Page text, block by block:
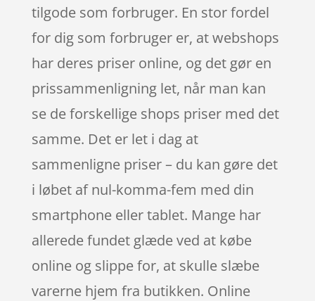
tilgode som forbruger. En stor fordel
for dig som forbruger er, at webshops
har deres priser online, og det gør en
prissammenligning let, når man kan
se de forskellige shops priser med det
samme. Det er let i dag at
sammenligne priser – du kan gøre det
i løbet af nul-komma-fem med din
smartphone eller tablet. Mange har
allerede fundet glæde ved at købe
online og slippe for, at skulle slæbe
varerne hjem fra butikken. Online